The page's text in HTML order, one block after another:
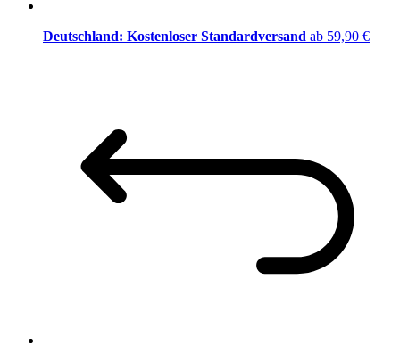
Deutschland: Kostenloser Standardversand ab 59,90 €